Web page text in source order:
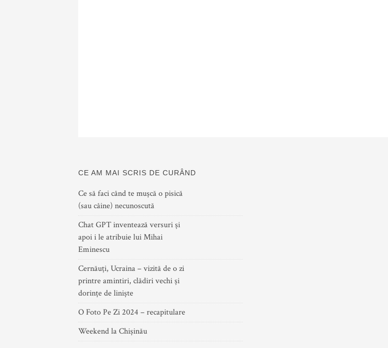
CE AM MAI SCRIS DE CURÂND
Ce să faci când te mușcă o pisică
(sau câine) necunoscută
Chat GPT inventează versuri și
apoi i le atribuie lui Mihai
Eminescu
Cernăuți, Ucraina – vizită de o zi
printre amintiri, clădiri vechi și
dorințe de liniște
O Foto Pe Zi 2024 – recapitulare
Weekend la Chișinău